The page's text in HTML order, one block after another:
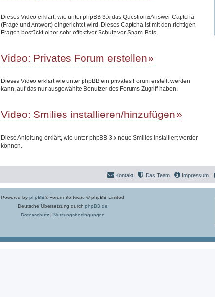
Dieses Video erklärt, wie unter phpBB 3.x das Question&Answer Captcha
(Frage und Antwort) eingerichtet wird. Dieses Captcha ist mit den richtigen
Fragen bestückt einer sehr effektiver Schutz vor Spam-Bots.
Video: Privates Forum erstellen
Dieses Video erklärt wie unter phpBB ein privates Forum erstellt werden
kann, auf das nur ausgewählte Benutzer des Forums Zugriff haben.
Video: Smilies installieren/hinzufügen
Diese Anleitung erklärt, wie unter phpBB 3.x neue Smilies installiert werden
können.
Impressum
Das Team
Kontakt
Powered by phpBB® Forum Software © phpBB Limited
Deutsche Übersetzung durch phpBB.de
Datenschutz| Nutzungsbedingungen